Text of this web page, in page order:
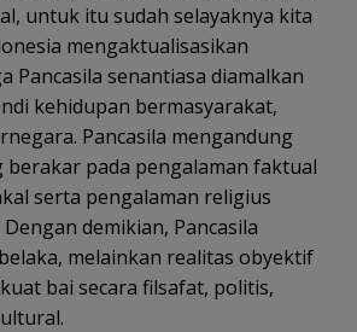
untuk itu sudah selayaknya kita
mengaktualisasikan
Pancasila senantiasa diamalkan
kehidupan bermasyarakat,
Pancasila mengandung
berakar pada pengalaman faktual
serta pengalaman religius
demikian, Pancasila
melainkan realitas obyektif
bai secara filsafat, politis,